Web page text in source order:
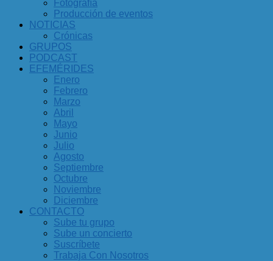
Fotografía
Producción de eventos
NOTICIAS
Crónicas
GRUPOS
PODCAST
EFEMÉRIDES
Enero
Febrero
Marzo
Abril
Mayo
Junio
Julio
Agosto
Septiembre
Octubre
Noviembre
Diciembre
CONTACTO
Sube tu grupo
Sube un concierto
Suscríbete
Trabaja Con Nosotros